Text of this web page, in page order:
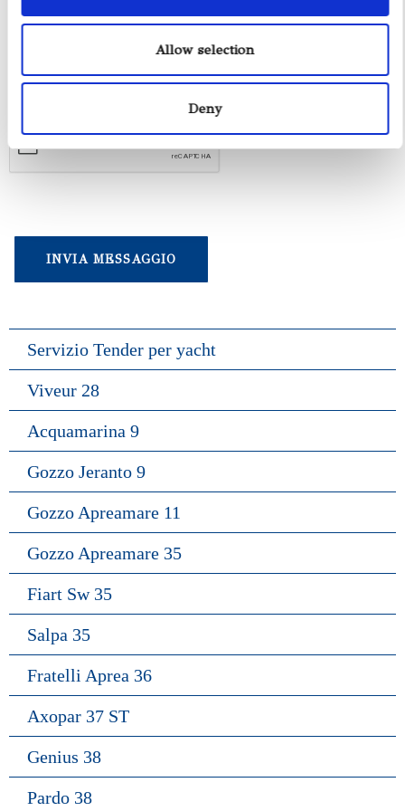
Allow selection
Deny
specificate nell´informativa sulla privacy [?]
Servizio Tender per yacht
Viveur 28
Acquamarina 9
Gozzo Jeranto 9
Gozzo Apreamare 11
Gozzo Apreamare 35
Fiart Sw 35
Salpa 35
Fratelli Aprea 36
Axopar 37 ST
Genius 38
Pardo 38